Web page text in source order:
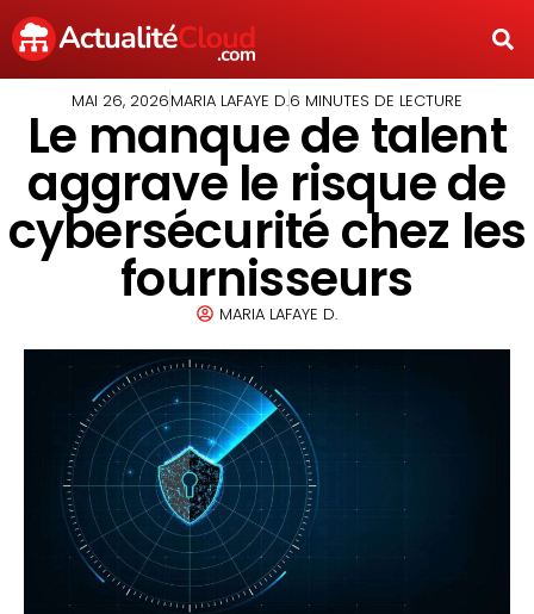
MAI 26, 2026MARIA LAFAYE D.6 MINUTES DE LECTURE
Le manque de talent
aggrave le risque de
cybersécurité chez les
fournisseurs
MARIA LAFAYE D.